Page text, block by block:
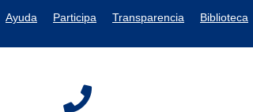
Ayuda Participa Transparencia Biblioteca